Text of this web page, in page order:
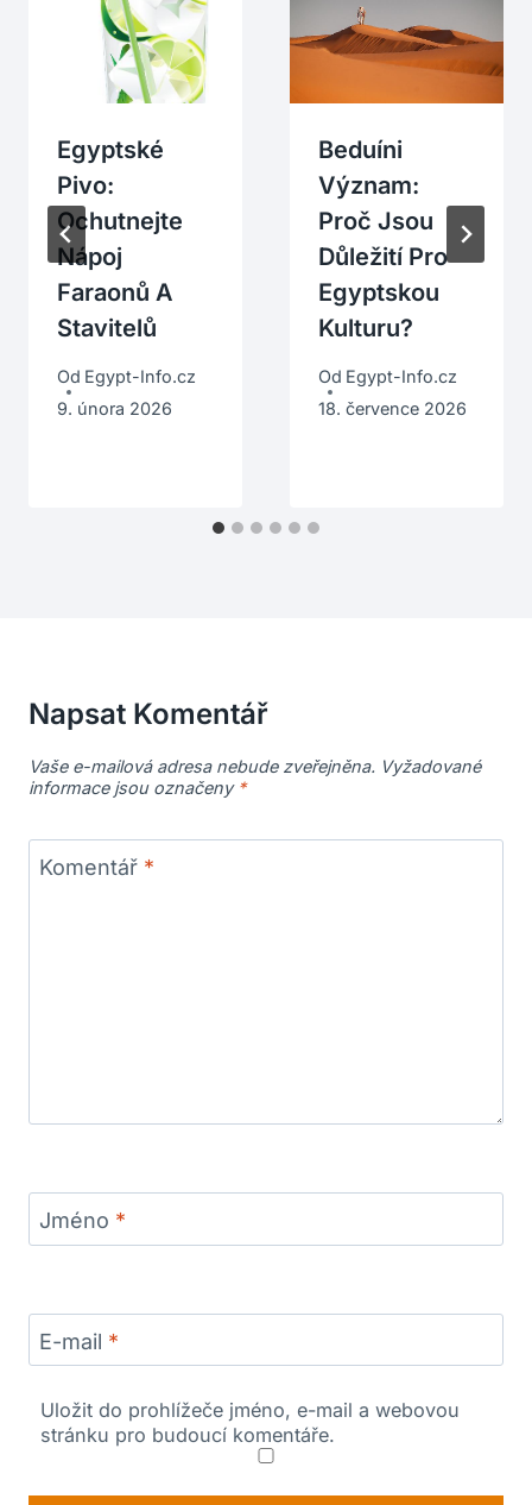
Egyptské
Pivo:
Ochutnejte
Nápoj
Faraonů A
Stavitelů
Od Egypt-Info.cz
9. února 2026
Beduíni
Význam:
Proč Jsou
Důležití Pro
Egyptskou
Kulturu?
Od Egypt-Info.cz
18. července 2026
Napsat Komentář
Vaše e-mailová adresa nebude zveřejněna. Vyžadované
informace jsou označeny *
Komentář *
Jméno *
E-mail *
Uložit do prohlížeče jméno, e-mail a webovou
stránku pro budoucí komentáře.